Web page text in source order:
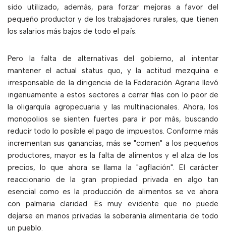
sido utilizado, además, para forzar mejoras a favor del
pequeño productor y de los trabajadores rurales, que tienen
los salarios más bajos de todo el país.
Pero la falta de alternativas del gobierno, al intentar
mantener el actual status quo, y la actitud mezquina e
irresponsable de la dirigencia de la Federación Agraria llevó
ingenuamente a estos sectores a cerrar filas con lo peor de
la oligarquía agropecuaria y las multinacionales. Ahora, los
monopolios se sienten fuertes para ir por más, buscando
reducir todo lo posible el pago de impuestos. Conforme más
incrementan sus ganancias, más se "comen" a los pequeños
productores, mayor es la falta de alimentos y el alza de los
precios, lo que ahora se llama la "agflación". El carácter
reaccionario de la gran propiedad privada en algo tan
esencial como es la producción de alimentos se ve ahora
con palmaria claridad. Es muy evidente que no puede
dejarse en manos privadas la soberanía alimentaria de todo
un pueblo.